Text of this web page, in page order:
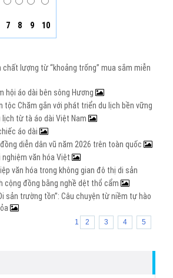
7 8 9 10
chất lượng từ “khoảng trống” mua sắm miễn
hội áo dài bên sông Hương
tộc Chăm gắn với phát triển du lịch bền vững
lịch từ tà áo dài Việt Nam
áo dài
diễn dân vũ năm 2026 trên toàn quốc
nghiệm văn hóa Việt
văn hóa trong không gian đô thị di sản
cộng đồng bằng nghề dệt thổ cẩm
sản trường tồn”: Câu chuyện từ niềm tự hào
1 2 3 4 5